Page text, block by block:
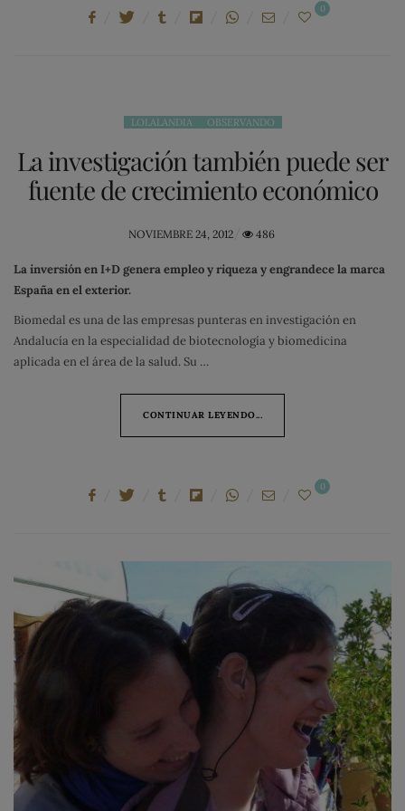
0
LOLALANDIA OBSERVANDO
La investigación también puede ser
fuente de crecimiento económico
POSTED
NOVIEMBRE 24, 2012 486
La inversión en I+D genera empleo y riqueza y engrandece la marca
España en el exterior.
Biomedal es una de las empresas punteras en investigación en
Andalucía en la especialidad de biotecnología y biomedicina
aplicada en el área de la salud. Su …
CONTINUAR LEYENDO...
0